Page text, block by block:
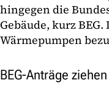
hingegen die
Gebäude, kurz
Wärmepumpen
BEG-Anträge